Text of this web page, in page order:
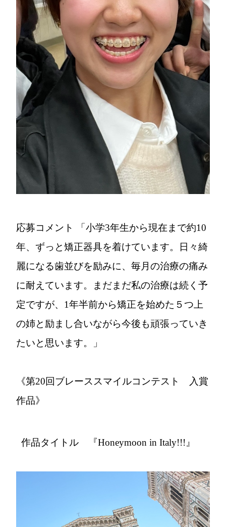
応募コメント
「小学3年生から現在まで約10
年、ずっと矯正器具を着けています。日々綺
麗になる歯並びを励みに、毎月の治療の痛み
に耐えています。まだまだ私の治療は続く予
定ですが、1年半前から矯正を始めた５つ上
の姉と励まし合いながら今後も頑張っていき
たいと思います。」
《第20回ブレーススマイルコンテスト 入賞
作品》
作品タイトル 『Honeymoon in Italy!!!』